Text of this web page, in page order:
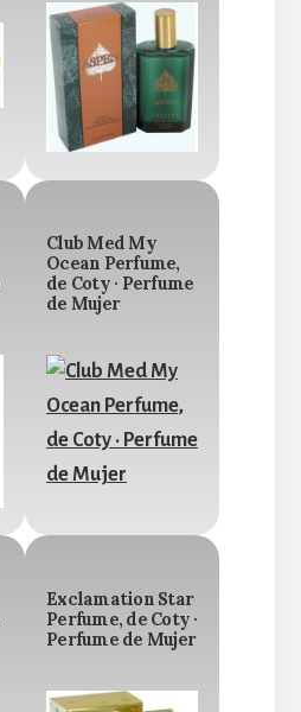
Club Med My
Ocean Perfume,
de Coty · Perfume
de Mujer
Exclamation Star
Perfume, de Coty ·
Perfume de Mujer